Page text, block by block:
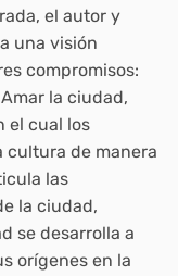
el autor y
una visión
compromisos:
la ciudad,
el cual los
de manera
las
la ciudad,
se desarrolla a
orígenes en la